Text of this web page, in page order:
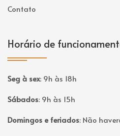
Contato
Horário de
Seg à sex: 9h às 18h
Sábados: 9h às 15h
Domingos e feriados: Não